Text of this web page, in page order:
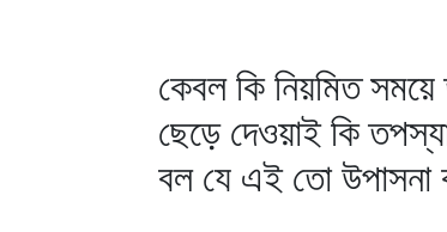
কেবল কি নিয়মিত
ছেড়ে দেওয়াই কি
বল যে এই তো উপাসনা